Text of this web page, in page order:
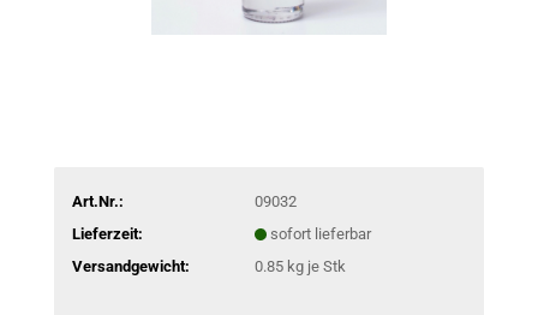
Art.Nr.:
09032
Lieferzeit:
sofort lieferbar
Versandgewicht:
0.85kg je Stk